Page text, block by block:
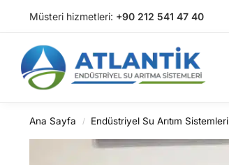
Müsteri hizmetleri: +90 212 541 47 40
Arama
Ana Sayfa / Endüstriyel Su Arıtım Sistemleri